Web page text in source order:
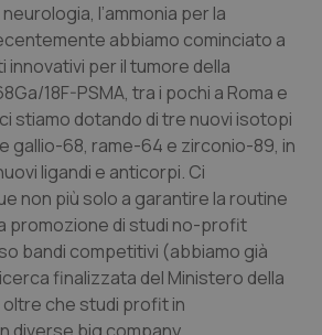
l’ammonia per la
abbiamo cominciato a
per il tumore della
18F-PSMA, tra i pochi a Roma e
stiamo dotando di tre nuovi isotopi
gallio-68, rame-64 e zirconio-89, in
ligandi e anticorpi. Ci
non più solo a garantire la routine
promozione di studi no-profit
bandi competitivi (abbiamo già
finalizzata del Ministero della
che studi profit in